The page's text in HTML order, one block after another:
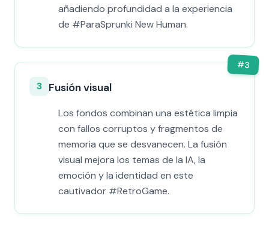
añadiendo profundidad a la experiencia
de #ParaSprunki New Human.
#3
3 Fusión visual
Los fondos combinan una estética limpia
con fallos corruptos y fragmentos de
memoria que se desvanecen. La fusión
visual mejora los temas de la IA, la
emoción y la identidad en este
cautivador #RetroGame.